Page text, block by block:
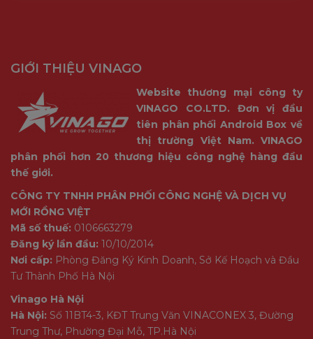
GIỚI THIỆU VINAGO
Website thương mại công ty
VINAGO CO.LTD. Đơn vị đầu
tiên phân phối Android Box về
thị trường Việt Nam. VINAGO
phân phối hơn 20 thương hiệu công nghệ hàng đầu
thế giới.
CÔNG TY TNHH PHÂN PHỐI CÔNG NGHỆ VÀ DỊCH VỤ
MỚI RỒNG VIỆT
Mã số thuế: 0106663279
Đăng ký lần đầu: 10/10/2014
Nơi cấp: Phòng Đăng Ký Kinh Doanh, Sở Kế Hoạch và Đầu
Tư Thành Phố Hà Nội
Vinago Hà Nội
Hà Nội: Số 11BT4-3, KĐT Trung Văn VINACONEX 3, Đường
Trung Thư, Phường Đại Mỗ, TP.Hà Nội